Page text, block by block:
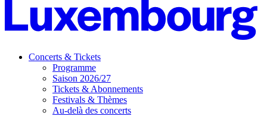
Concerts & Tickets
Programme
Saison 2026/27
Tickets & Abonnements
Festivals & Thèmes
Au-delà des concerts